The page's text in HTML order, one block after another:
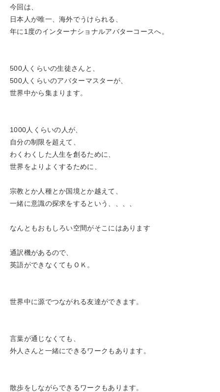
今回は、
日本人が唯一、海外でうけられる、
年に1度のインターナショナルアバターコースへ。
500人くらいの生徒さんと、
500人くらいのアバターマスターが、
世界中から集まります。
1000人くらいの人が、
自分の制限を超えて、
わくわくした人生を創るために、
世界をよりよくするために、
宗教とか人種とか国境とか越えて、
一緒に意識の探求をするという、、、、
なんともおもしろい空間がそこにはあります
通訳機があるので、
英語ができなくてもＯＫ。
世界中に源でつながれる友達ができます。
言葉が通じなくても、
外人さんと一緒にできるワークもあります。
散歩をしながらできるワークもあります。